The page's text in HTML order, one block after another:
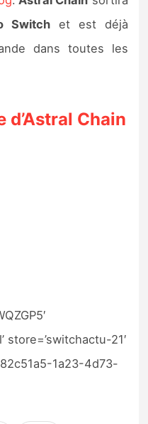
Switchet est déjà
dans toutes les
d’Astral Chain
store=’switchactu-21′
1a23-4d73-